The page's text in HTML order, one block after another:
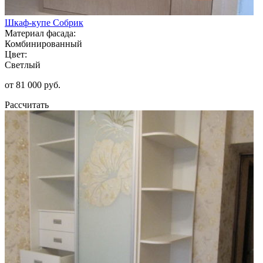
Шкаф-купе Собрик
Материал фасада:
Комбинированный
Цвет:
Светлый
от 81 000 руб.
Рассчитать